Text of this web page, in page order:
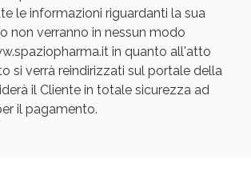
le informazioni riguardanti la sua
non verranno in nessun modo
in quanto all'atto
si verrà reindirizzati sul portale della
il Cliente in totale sicurezza ad
il pagamento.